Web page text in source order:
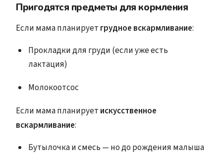
Пригодятся предметы для кормления
Если мама планирует грудное вскармливание:
Прокладки для груди (если уже есть
лактация)
Молокоотсос
Если мама планирует искусственное
вскармливание:
Бутылочка и смесь — но до рождения малыша